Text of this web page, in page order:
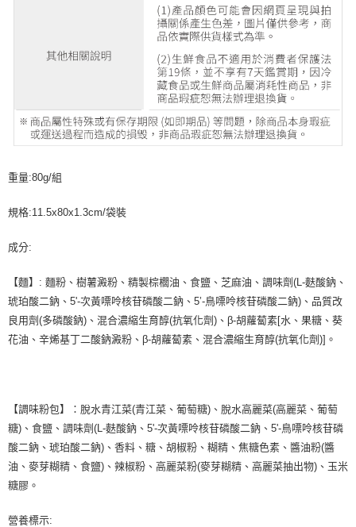
重量:80g/組
規格:11.5x80x1.3cm/袋裝
成分:
【麵】: 麵粉、樹薯澱粉、精製棕櫚油、食鹽、芝麻油、調味劑(L-麩酸鈉、
琥珀酸二鈉、5'-次黃嘌呤核苷磷酸二鈉、5’-鳥嘌呤核苷磷酸二鈉)、品質改
良用劑(多磷酸鈉)、混合濃縮生育醇(抗氧化劑)、β-胡蘿蔔素[水、果糖、葵
花油、辛烯基丁二酸鈉澱粉、β-胡蘿蔔素、混合濃縮生育醇(抗氧化劑)]。
【調味粉包】：脫水青江菜(青江菜、葡萄糖)、脫水高麗菜(高麗菜、葡萄
糖)、食鹽、調味劑(L-麩酸鈉、5'-次黃嘌呤核苷磷酸二鈉、5'-鳥嘌呤核苷磷
酸二鈉、琥珀酸二鈉)、香料、糖、胡椒粉、糊精、焦糖色素、醬油粉(醬
油、麥芽糊精、食鹽)、辣椒粉、高麗菜粉(麥芽糊精、高麗菜抽出物)、玉米
糖膠。
營養標示: